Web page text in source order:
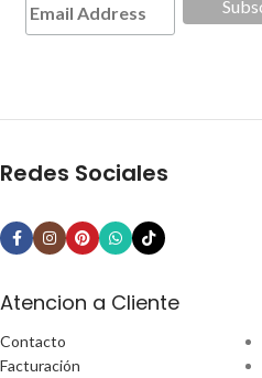
Redes Sociales
Atencion a Cliente
Contacto
Facturación